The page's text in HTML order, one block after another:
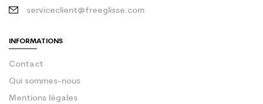
serviceclient@freeglisse.com
INFORMATIONS
Contact
Qui sommes-nous
Mentions légales